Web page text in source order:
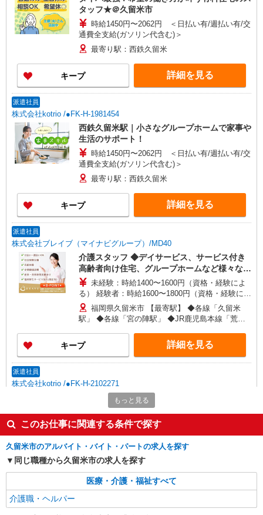
タッフ★＠久留米市
時給1450円〜2062円 ＜日払い有/週払い有/交
通費全支給(ガソリン代含む)＞
最寄り駅：西鉄久留米
キープ 詳細を見る
派遣社員
株式会社kotrio /●FK-H-1981454
西鉄久留米駅｜小さなグループホームで家事や
生活のサポート！
時給1450円〜2062円 ＜日払い有/週払い有/交
通費全支給(ガソリン代含む)＞
最寄り駅：西鉄久留米
キープ 詳細を見る
派遣社員
株式会社ブレイブ（マイナビグループ）/MD40
介護スタッフ ◆デイサービス、サービス付き
高齢者向け住宅、グループホームなど様々な勤
務先から選べます。
未経験：時給1400〜1600円（資格・経験によ
る） 経験者：時給1600〜1800円（資格・経験によ
る） ◎月収例 時給1800円×1日8時間×22日（週5
日）＝31万6800円 ◆昇給あり ◆支払い方法 ※日
払い/週払い/月払い対応も可能です。詳しくは面談
時にご相談ください。 ◆交通費：別途全額支給 ※
当社規定あり
福岡県久留米市 【最寄駅】 ◆各線「久留米
駅」 ◆各線「宮の陣駅」 ◆JR鹿児島本線「荒木
キープ 詳細を見る
派遣社員
株式会社kotrio /●FK-H-2102271
久留米市＊サ高住STAFF＊曜日不問・週3〜
OK！働きやすさ◎
時給1450円〜2062円 ＜日払い有/週払い有/交
通費全支給(ガソリン代含む)＞
久留米市花畑
キープ 詳細を見る
派遣社員
株式会社kotrio /●FK-H-1880005
もっと見る
このお仕事に関連する条件で探す
久留米市のアルバイト・バイト・パートの求人を探す
同じ職種から久留米市の求人を探す
医療・介護・福祉すべて
介護職・ヘルパー